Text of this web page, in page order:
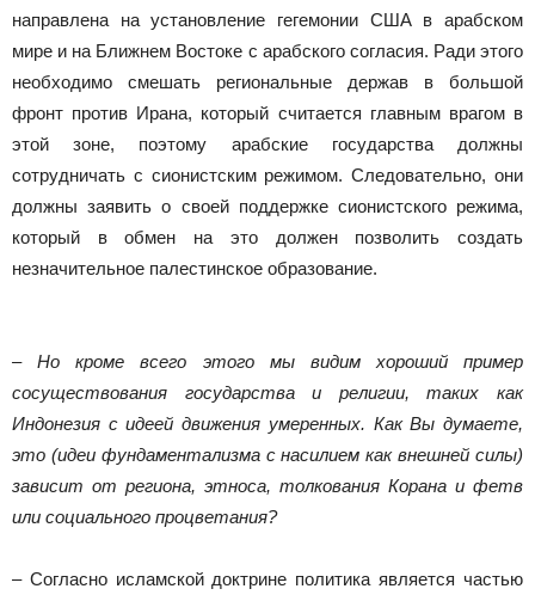
направлена на установление гегемонии США в арабском
мире и на Ближнем Востоке с арабского согласия. Ради этого
необходимо смешать региональные держав в большой
фронт против Ирана, который считается главным врагом в
этой зоне, поэтому арабские государства должны
сотрудничать с сионистским режимом. Следовательно, они
должны заявить о своей поддержке сионистского режима,
который в обмен на это должен позволить создать
незначительное палестинское образование.
– Но кроме всего этого мы видим хороший пример
сосуществования государства и религии, таких как
Индонезия с идеей движения умеренных. Как Вы думаете,
это (идеи фундаментализма с насилием как внешней силы)
зависит от региона, этноса, толкования Корана и фетв
или социального процветания?
– Согласно исламской доктрине политика является частью